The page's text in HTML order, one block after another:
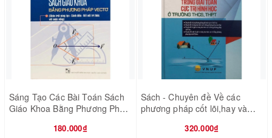
Sáng Tạo Các Bài Toán Sách
Giáo Khoa Bằng Phương Pháp
180.000₫
Sách - Chuyên đề Về các
phương pháp cốt lõi,hay và
học ở trường THCS, THPT
320.000₫